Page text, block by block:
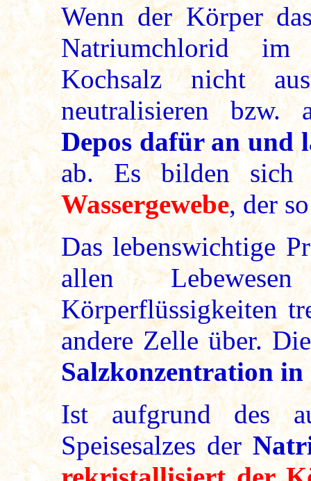
Wenn der Körper
Natriumchlorid
Kochsalz nicht
neutralisieren bzw.
Depos dafür an und
ab. Es bilden
Wassergewebe, der
Das lebenswichtige
allen
Körperflüssigkeiten
andere Zelle über.
Salzkonzentration in
Ist aufgrund des
Speisesalzes der